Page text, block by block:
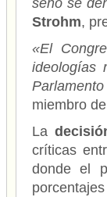
seno se
Strohm,
«El
ideologías
miembro
La
críticas
donde el